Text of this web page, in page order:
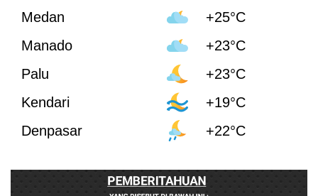
Medan
+25°C
Manado
+23°C
Palu
+23°C
Kendari
+19°C
Denpasar
+22°C